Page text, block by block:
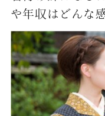
や年収はどんな